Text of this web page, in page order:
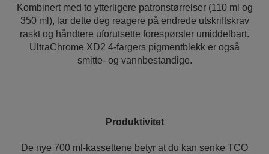
Kombinert med to ytterligere patronstørrelser (110 ml og
350 ml), lar dette deg reagere på endrede utskriftskrav
raskt og håndtere uforutsette forespørsler umiddelbart.
UltraChrome XD2 4-fargers pigmentblekk er også
smitte- og vannbestandige.
Produktivitet
De nye 700 ml-kassettene betyr at du kan senke TCO